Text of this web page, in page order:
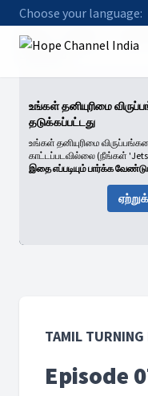
Choose your language:
Home
Episode 07
உங்கள் தனியுரிமை
தடுக்கப்பட்டது
உங்கள் தனியுரிமை
காட்டப்படவில்லை (நீங்கள்
இதை எப்படியும் பார்க்க
TAMIL
Episode